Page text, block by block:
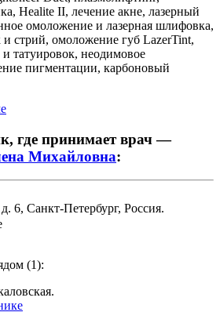
Healite II, лечение акне, лазерный
омоложение и лазерная шлифовка,
и стрий, омоложение губ LazerTint,
и татуировок, неодимовое
пигментации, карбоновый
где принимает врач —
Михайловна:
6, Санкт-Петербург, Россия.
(1):
.